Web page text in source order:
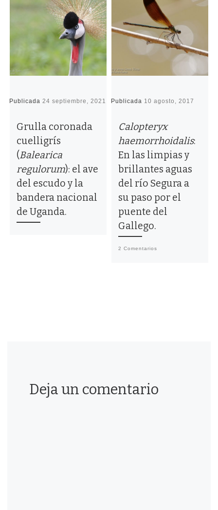
Publicada 24 septiembre, 2021
Grulla coronada
cuelligrís
(Balearica
regulorum): el ave
del escudo y la
bandera nacional
de Uganda.
Publicada 10 agosto, 2017
Calopteryx
haemorrhoidalis:
En las limpias y
brillantes aguas
del río Segura a
su paso por el
puente del
Gallego.
2 Comentarios
Deja un comentario